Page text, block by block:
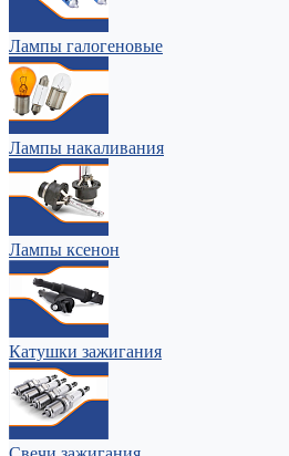
Лампы галогеновые
Лампы накаливания
Лампы ксенон
Катушки зажигания